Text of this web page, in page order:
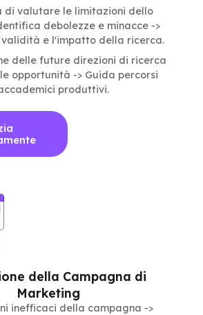
di valutare le limitazioni dello
debolezze e minacce ->
e l'impatto della ricerca.
delle future direzioni di ricerca
opportunità -> Guida percorsi
produttivi.
della Campagna di
Marketing
inefficaci della campagna ->